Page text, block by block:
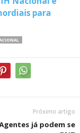
para
Próximo artigo
já podem se